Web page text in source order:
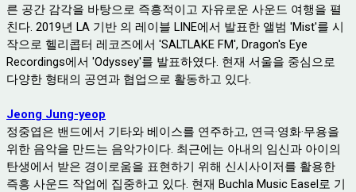
른 공간 감각을 바탕으로 즉흥적이고 자유로운 사운드 여행을 펼
친다. 2019년 LA 기반 의 레이블 LINE에서 발표한 앨범 'Mist'를 시
작으로 헬리콥터 레코즈에서 'SALTLAKE FM', Dragon's Eye
Recordings에서 'Odyssey'를 발표하였다. 현재 서울을 중심으로
다양한 형태의 공연과 협업으로 활동하고 있다.
Jeong Jung-yeop
정중엽은 밴드에서 기타와 베이스를 연주하고, 연극·영화·무용을
위한 음악을 만드는 음악가이다. 최근에는 아내의 임신과 아이의
탄생에서 받은 경이로움을 표현하기 위해 신시사이저를 활용한
즉흥 사운드 작업에 집중하고 있다. 현재 Buchla Music Easel로 기